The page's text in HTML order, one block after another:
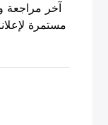
- آخر
مستمرة